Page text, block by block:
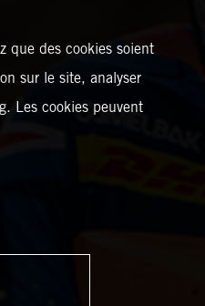
que des cookies soient
sur le site, analyser
Les cookies peuvent